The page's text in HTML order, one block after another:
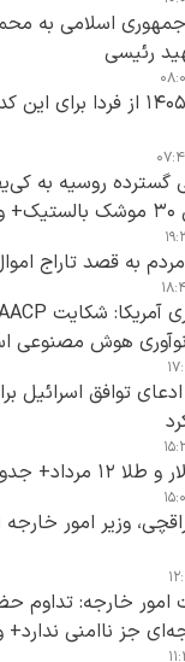
اسلامی به
رئیسی
کالابرگ مرداد ۱۴۰۵ از فردا
روسیه به
به قصد تاراج
نوآوری هوش مصنوعی
توافق اسرائیل
جدول
وزیر امور خارجه
امور خارجه: تداوم
جز ناامنی ندارد+